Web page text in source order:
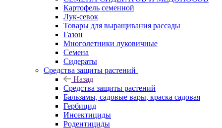
Картофель семенной
Лук-севок
Товары для выращивания рассады
Газон
Многолетники луковичные
Семена
Сидераты
Средства защиты растений
Назад
Средства защиты растений
Бальзамы, садовые вары, краска садовая
Гербицид
Инсектициды
Родентициды